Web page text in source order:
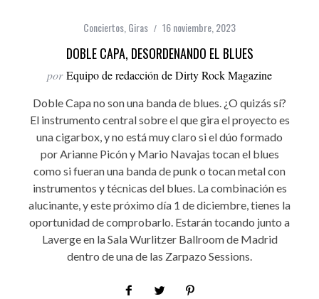
Conciertos Giras 16 noviembre, 2023
DOBLE CAPA, DESORDENANDO EL BLUES
por Equipo de redacción de Dirty Rock Magazine
Doble Capa no son una banda de blues. ¿O quizás sí?
El instrumento central sobre el que gira el proyecto es
una cigarbox, y no está muy claro si el dúo formado
por Arianne Picón y Mario Navajas tocan el blues
como si fueran una banda de punk o tocan metal con
instrumentos y técnicas del blues. La combinación es
alucinante, y este próximo día 1 de diciembre, tienes la
oportunidad de comprobarlo. Estarán tocando junto a
Laverge en la Sala Wurlitzer Ballroom de Madrid
dentro de una de las Zarpazo Sessions.